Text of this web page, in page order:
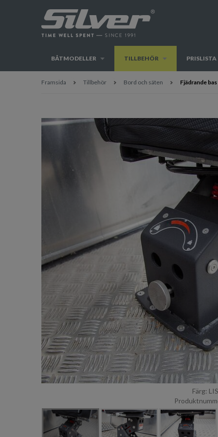
BÅTMODELLER TILLBEHÖR PRISLISTA
Framsida Tillbehör Bord och säten Fjädrande
Färg: